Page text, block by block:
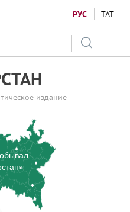
РУС ТАТ
издание